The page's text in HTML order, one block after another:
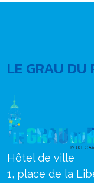
LE GRAU DU
Hôtel de ville
1, place de la